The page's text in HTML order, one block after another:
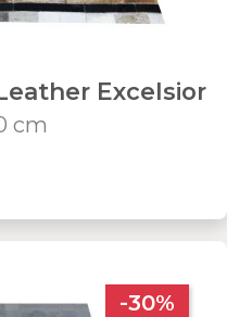
Excelsior
cm
-30%